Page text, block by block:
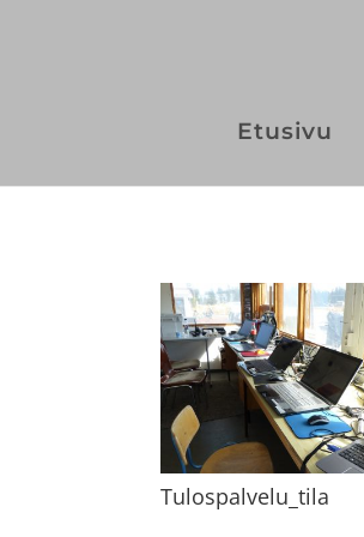
Etusivu
Tulospalvelu_tila